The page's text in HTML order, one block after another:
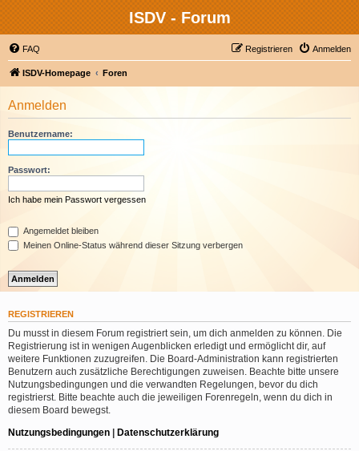
ISDV - Forum
FAQ Anmelden
Registrieren
ISDV-Homepage Foren
Anmelden
Benutzername:
Passwort:
Ich habe mein Passwort vergessen
Angemeldet bleiben
Meinen Online-Status während dieser Sitzung verbergen
REGISTRIEREN
Du musst in diesem Forum registriert sein, um dich anmelden zu können. Die
Registrierung ist in wenigen Augenblicken erledigt und ermöglicht dir, auf
weitere Funktionen zuzugreifen. Die Board-Administration kann registrierten
Benutzern auch zusätzliche Berechtigungen zuweisen. Beachte bitte unsere
Nutzungsbedingungen und die verwandten Regelungen, bevor du dich
registrierst. Bitte beachte auch die jeweiligen Forenregeln, wenn du dich in
diesem Board bewegst.
Nutzungsbedingungen | Datenschutzerklärung